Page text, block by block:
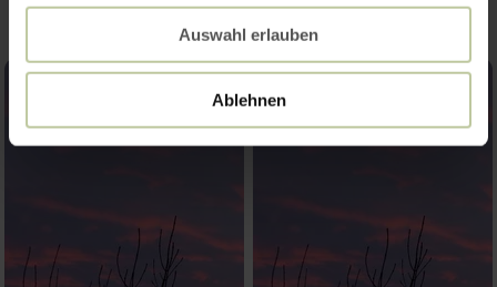
Auswahl erlauben
Ablehnen